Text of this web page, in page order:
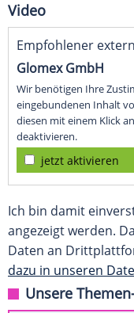
Video
Empfohlener
Glomex GmbH
Wir benötigen Ihre
eingebundenen Inhalt
diesen mit einem Klick
deaktivieren.
jetzt aktivieren
Ich bin damit
angezeigt werden.
Daten an
dazu in unseren
Unsere